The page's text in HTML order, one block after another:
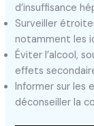
d’insuffisance
Surveiller
notamment les
Éviter l’alcool,
effets
Informer sur les
déconseiller la